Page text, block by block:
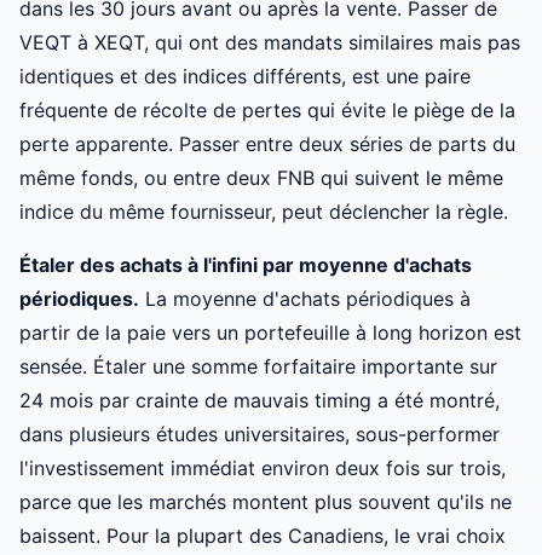
dans les 30 jours avant ou après la vente. Passer de
VEQT à XEQT, qui ont des mandats similaires mais pas
identiques et des indices différents, est une paire
fréquente de récolte de pertes qui évite le piège de la
perte apparente. Passer entre deux séries de parts du
même fonds, ou entre deux FNB qui suivent le même
indice du même fournisseur, peut déclencher la règle.
Étaler des achats à l'infini par moyenne d'achats
périodiques. La moyenne d'achats périodiques à
partir de la paie vers un portefeuille à long horizon est
sensée. Étaler une somme forfaitaire importante sur
24 mois par crainte de mauvais timing a été montré,
dans plusieurs études universitaires, sous-performer
l'investissement immédiat environ deux fois sur trois,
parce que les marchés montent plus souvent qu'ils ne
baissent. Pour la plupart des Canadiens, le vrai choix